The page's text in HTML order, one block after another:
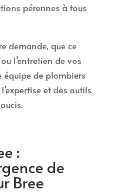
pérennes à tous
demande, que ce
l’entretien de vos
de plombiers
et des outils
:
de
Bree